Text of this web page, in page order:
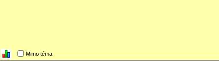
Mimo téma